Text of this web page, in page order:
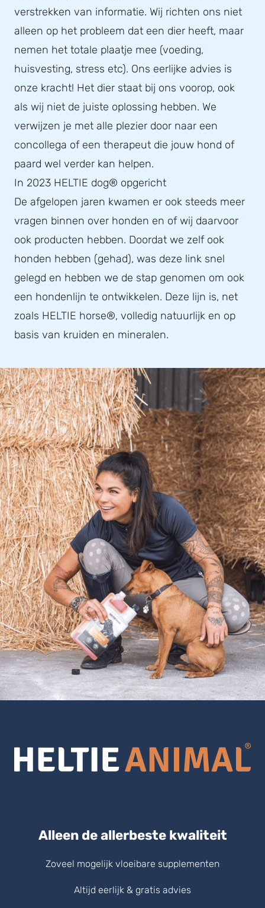
verstrekken van informatie. Wij richten ons niet
alleen op het probleem dat een dier heeft, maar
nemen het totale plaatje mee (voeding,
huisvesting, stress etc). Ons eerlijke advies is
onze kracht! Het dier staat bij ons voorop, ook
als wij niet de juiste oplossing hebben. We
verwijzen je met alle plezier door naar een
concollega of een therapeut die jouw hond of
paard wel verder kan helpen.
In 2023 HELTIE dog® opgericht
De afgelopen jaren kwamen er ook steeds meer
vragen binnen over honden en of wij daarvoor
ook producten hebben. Doordat we zelf ook
honden hebben (gehad), was deze link snel
gelegd en hebben we de stap genomen om ook
een hondenlijn te ontwikkelen. Deze lijn is, net
zoals HELTIE horse®, volledig natuurlijk en op
basis van kruiden en mineralen.
Alleen de allerbeste kwaliteit
Zoveel mogelijk vloeibare supplementen
Altijd eerlijk & gratis advies